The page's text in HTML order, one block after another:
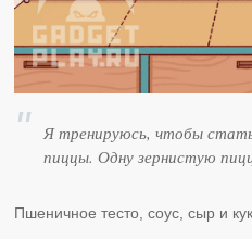
Я тренируюсь, чтобы
пиццы. Одну зернистую
Пшеничное тесто, соус, сыр и